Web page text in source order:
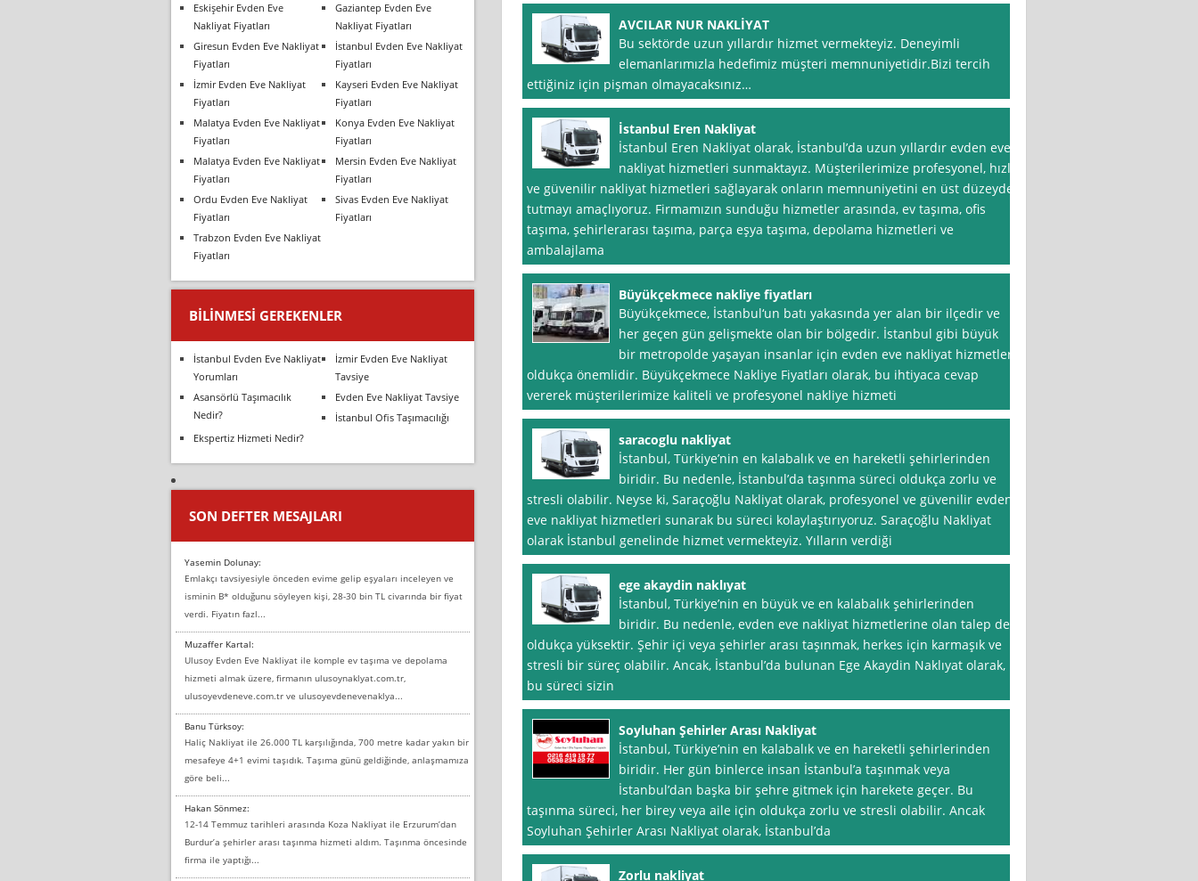
AVCILAR NUR NAKLİYAT
Bu sektörde uzun yıllardır hizmet vermekteyiz. Deneyimli
elemanlarımızla hedefimiz müşteri memnuniyetidir.Bizi tercih
ettiğiniz için pişman olmayacaksınız…
İstanbul Eren Nakliyat
İstanbul Eren Nakliyat olarak, İstanbul’da uzun yıllardır evden eve
nakliyat hizmetleri sunmaktayız. Müşterilerimize profesyonel, hızlı
ve güvenilir nakliyat hizmetleri sağlayarak onların memnuniyetini en üst düzeyde
tutmayı amaçlıyoruz. Firmamızın sunduğu hizmetler arasında, ev taşıma, ofis
taşıma, şehirlerarası taşıma, parça eşya taşıma, depolama hizmetleri ve
ambalajlama
Büyükçekmece nakliye fiyatları
Büyükçekmece, İstanbul‘un batı yakasında yer alan bir ilçedir ve
her geçen gün gelişmekte olan bir bölgedir. İstanbul gibi büyük
bir metropolde yaşayan insanlar için evden eve nakliyat hizmetleri
oldukça önemlidir. Büyükçekmece Nakliye Fiyatları olarak, bu ihtiyaca cevap
vererek müşterilerimize kaliteli ve profesyonel nakliye hizmeti
saracoglu nakliyat
İstanbul, Türkiye’nin en kalabalık ve en hareketli şehirlerinden
biridir. Bu nedenle, İstanbul’da taşınma süreci oldukça zorlu ve
stresli olabilir. Neyse ki, Saraçoğlu Nakliyat olarak, profesyonel ve güvenilir evden
eve nakliyat hizmetleri sunarak bu süreci kolaylaştırıyoruz. Saraçoğlu Nakliyat
olarak İstanbul genelinde hizmet vermekteyiz. Yılların verdiği
ege akaydin naklıyat
İstanbul, Türkiye’nin en büyük ve en kalabalık şehirlerinden
biridir. Bu nedenle, evden eve nakliyat hizmetlerine olan talep de
oldukça yüksektir. Şehir içi veya şehirler arası taşınmak, herkes için karmaşık ve
stresli bir süreç olabilir. Ancak, İstanbul’da bulunan Ege Akaydin Naklıyat olarak,
bu süreci sizin
Soyluhan Şehirler Arası Nakliyat
İstanbul, Türkiye’nin en kalabalık ve en hareketli şehirlerinden
biridir. Her gün binlerce insan İstanbul’a taşınmak veya
İstanbul’dan başka bir şehre gitmek için harekete geçer. Bu
taşınma süreci, her birey veya aile için oldukça zorlu ve stresli olabilir. Ancak
Soyluhan Şehirler Arası Nakliyat olarak, İstanbul’da
Zorlu nakliyat
Eskişehir Evden Eve
Nakliyat Fiyatları
Gaziantep Evden Eve
Nakliyat Fiyatları
Giresun Evden Eve Nakliyat
Fiyatları
İstanbul Evden Eve Nakliyat
Fiyatları
İzmir Evden Eve Nakliyat
Fiyatları
Kayseri Evden Eve Nakliyat
Fiyatları
Malatya Evden Eve Nakliyat
Fiyatları
Konya Evden Eve Nakliyat
Fiyatları
Malatya Evden Eve Nakliyat
Fiyatları
Mersin Evden Eve Nakliyat
Fiyatları
Ordu Evden Eve Nakliyat
Fiyatları
Sivas Evden Eve Nakliyat
Fiyatları
Trabzon Evden Eve Nakliyat
Fiyatları
BILINMESI GEREKENLER
İstanbul Evden Eve Nakliyat
Yorumları
İzmir Evden Eve Nakliyat
Tavsiye
Asansörlü Taşımacılık
Nedir?
Evden Eve Nakliyat Tavsiye
İstanbul Ofis Taşımacılığı
Ekspertiz Hizmeti Nedir?
SON DEFTER MESAJLARI
Yasemin Dolunay:
Emlakçı tavsiyesiyle önceden evime gelip eşyaları inceleyen ve
isminin B* olduğunu söyleyen kişi, 28-30 bin TL civarında bir fiyat
verdi. Fiyatın fazl...
Muzaffer Kartal:
Ulusoy Evden Eve Nakliyat ile komple ev taşıma ve depolama
hizmeti almak üzere, firmanın ulusoynaklyat.com.tr,
ulusoyevdeneve.com.tr ve ulusoyevdenevenaklya...
Banu Türksoy:
Haliç Nakliyat ile 26.000 TL karşılığında, 700 metre kadar yakın bir
mesafeye 4+1 evimi taşıdık. Taşıma günü geldiğinde, anlaşmamıza
göre beli...
Hakan Sönmez:
12-14 Temmuz tarihleri arasında Koza Nakliyat ile Erzurum’dan
Burdur’a şehirler arası taşınma hizmeti aldım. Taşınma öncesinde
firma ile yaptığı...